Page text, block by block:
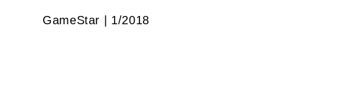
GameStar | 1/2018